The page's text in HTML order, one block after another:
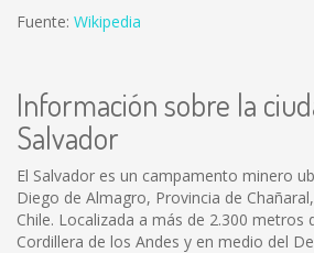
Fuente: Wikipedia
Información sobre la
Salvador
El Salvador es un campamento minero
Diego de Almagro, Provincia de
Chile. Localizada a más de 2.300 metros
Cordillera de los Andes y en medio del